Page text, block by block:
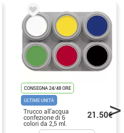
CONSEGNA 24/48 ORE
ULTIME UNITÀ
Trucco all'acqua
confezione di 6
colori da 2,5 ml.
21.50€